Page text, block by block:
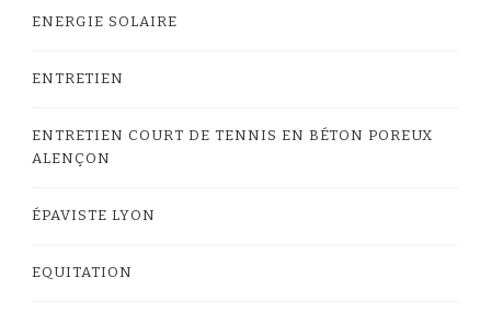
ENERGIE SOLAIRE
ENTRETIEN
ENTRETIEN COURT DE TENNIS EN BÉTON POREUX
ALENÇON
ÉPAVISTE LYON
EQUITATION